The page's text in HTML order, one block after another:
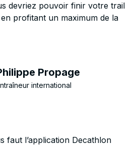
devriez pouvoir finir votre trail
profitant un maximum de la
Propage
international
faut l’application Decathlon